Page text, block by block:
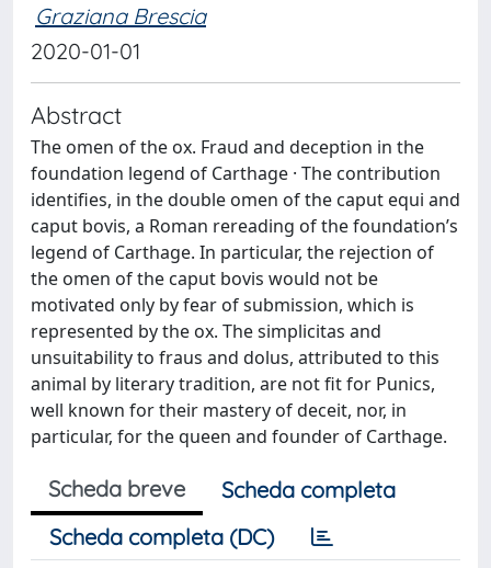
Graziana Brescia
2020-01-01
Abstract
The omen of the ox. Fraud and deception in the
foundation legend of Carthage · The contribution
identifies, in the double omen of the caput equi and
caput bovis, a Roman rereading of the foundation’s
legend of Carthage. In particular, the rejection of
the omen of the caput bovis would not be
motivated only by fear of submission, which is
represented by the ox. The simplicitas and
unsuitability to fraus and dolus, attributed to this
animal by literary tradition, are not fit for Punics,
well known for their mastery of deceit, nor, in
particular, for the queen and founder of Carthage.
Scheda breve
Scheda completa
Scheda completa (DC)